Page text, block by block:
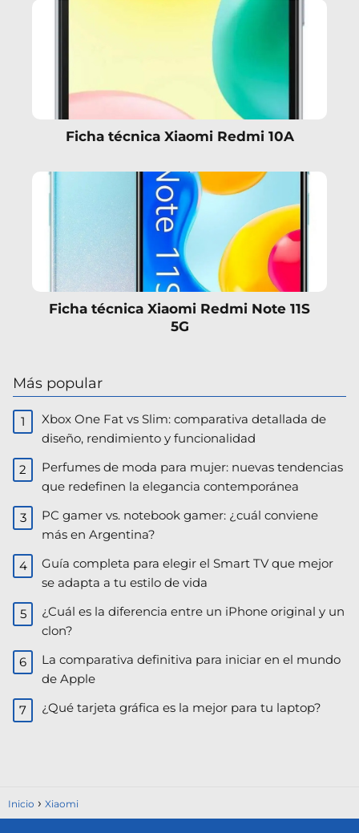
Ficha técnica Xiaomi Redmi 10A
Ficha técnica Xiaomi Redmi Note 11S
5G
Más popular
Xbox One Fat vs Slim: comparativa detallada de
diseño, rendimiento y funcionalidad
Perfumes de moda para mujer: nuevas tendencias
que redefinen la elegancia contemporánea
PC gamer vs. notebook gamer: ¿cuál conviene
más en Argentina?
Guía completa para elegir el Smart TV que mejor
se adapta a tu estilo de vida
¿Cuál es la diferencia entre un iPhone original y un
clon?
La comparativa definitiva para iniciar en el mundo
de Apple
¿Qué tarjeta gráfica es la mejor para tu laptop?
Inicio Xiaomi